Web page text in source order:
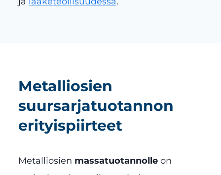
Metalliosien
suursarjatuotannon
erityispiirteet
Metalliosien massatuotannolle on